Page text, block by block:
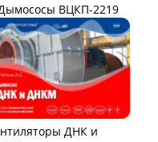
Дымосос ДН 95-40